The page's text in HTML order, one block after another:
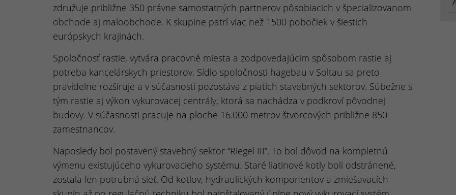
združuje približne 350 právne samostatných partnerov pôsobiacich v špecializovanom
obchode aj maloobchode. K skupine patrí viac než 1500 pobočiek v šiestich
európskych krajinách.
Spoločnosť rastie, vytvára pracovné miesta a zodpovedajúcim spôsobom rastie aj
potreba kancelárskych priestorov. Sídlo spoločnosti hagebau v Soltau sa preto
pravidelne rozširuje a v súčasnosti pozostáva z piatich stavebných sektorov. Súbežne s
tým rastie aj výkon vykurovacej centrály, ktorá sa nachádza v podkroví pôvodnej
budovy. V súčasnosti pracuje na ploche 16.000 metrov štvorcových približne 850
zamestnancov.
Naposledy bol postavený stavebný sektor “Riegel III”. To bol dôvod na kompletnú
výmenu existujúceho vykurovacieho systému. Staré liatinové kotly boli odstránené,
zostala len potrubná sieť. Od kotlov, hydraulických komponentov a zmiešavacích